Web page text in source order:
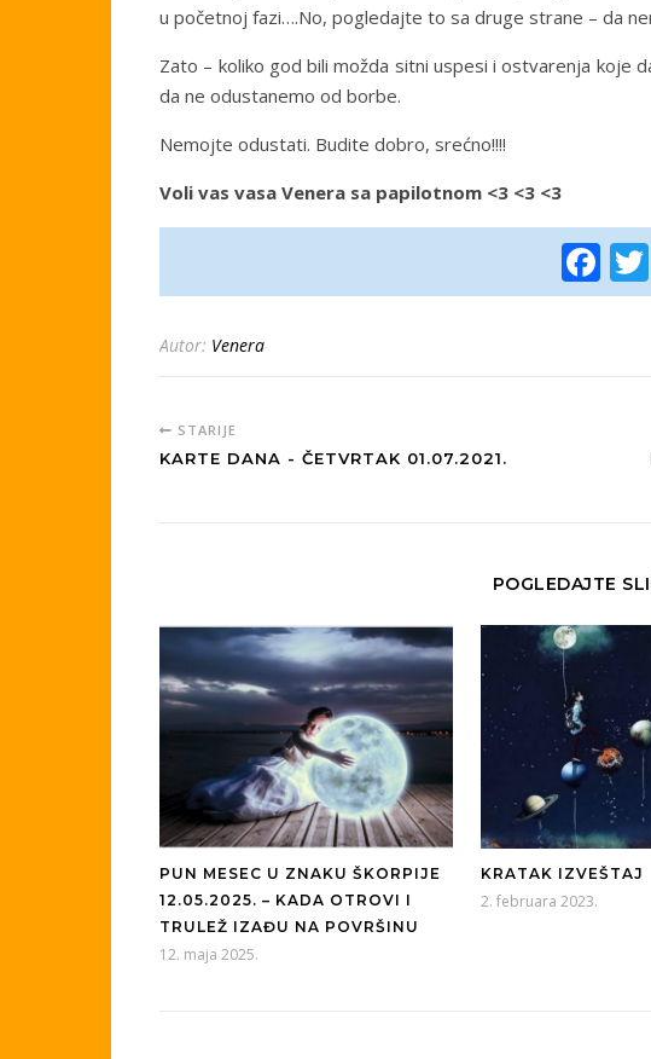
u početnoj fazi….No, pogledajte to sa druge strane – da
Zato – koliko god bili možda sitni uspesi i ostvarenja koje
da ne odustanemo od borbe.
Nemojte odustati. Budite dobro, srećno!!!!
Voli vas vasa Venera sa papilotnom <3 <3 <3
Autor: Venera
STARIJE
KARTE DANA - ČETVRTAK 01.07.2021.
POGLEDAJTE
PUN MESEC U ZNAKU ŠKORPIJE
12.05.2025. – KADA OTROVI I
TRULEŽ IZAĐU NA POVRŠINU
12. maja 2025.
KRATAK IZVEŠTAJ
2. februara 2023.